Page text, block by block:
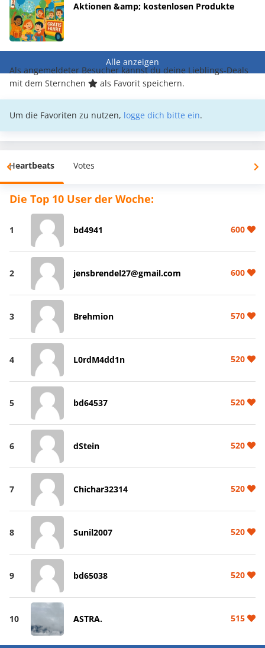
Aktionen &amp; kostenlosen Produkte
Alle anzeigen
Als angemeldeter Besucher kannst du deine Lieblings-Deals
mit dem Sternchen
als Favorit speichern.
Um die Favoriten zu nutzen, logge dich bitte ein.
Heartbeats Votes
Die Top 10 User der Woche:
1 bd4941 600
2 jensbrendel27@gmail.com 600
3 Brehmion 570
4 L0rdM4dd1n 520
5 bd64537 520
6 dStein 520
7 Chichar32314 520
8 Sunil2007 520
9 bd65038 520
10 ASTRA. 515